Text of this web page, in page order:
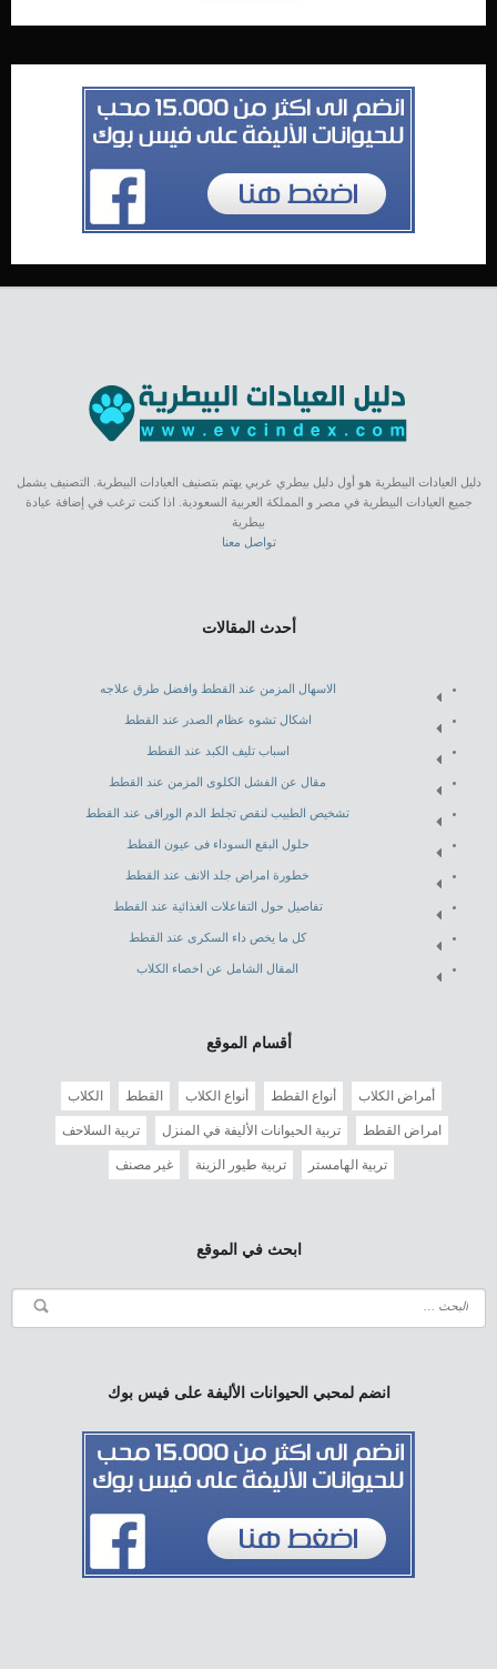
دليل العيادات البيطرية هو أول دليل بيطري عربي يهتم بتصنيف العيادات البيطرية. التصنيف يشمل
جميع العيادات البيطرية في مصر و المملكة العربية السعودية. اذا كنت ترغب في إضافة عيادة
بيطرية
تواصل معنا
أحدث المقالات
الاسهال المزمن عند القطط وافضل طرق علاجه
اشكال تشوه عظام الصدر عند القطط
اسباب تليف الكبد عند القطط
مقال عن الفشل الكلوى المزمن عند القطط
تشخيص الطبيب لنقص تجلط الدم الوراقى عند القطط
حلول البقع السوداء فى عيون القطط
خطورة امراض جلد الانف عند القطط
تفاصيل حول التفاعلات الغذائية عند القطط
كل ما يخص داء السكرى عند القطط
المقال الشامل عن اخصاء الكلاب
أقسام الموقع
أمراض الكلاب أنواع القطط أنواع الكلاب القطط الكلاب
امراض القطط تربية الحيوانات الأليفة في المنزل تربية السلاحف
تربية الهامستر تربية طيور الزينة غير مصنف
ابحث في الموقع
انضم لمحبي الحيوانات الأليفة على فيس بوك